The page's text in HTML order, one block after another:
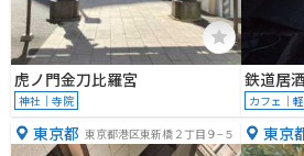
虎ノ門金刀比羅宮
神社｜寺院
鉄道居
カフェ｜
東京都 東京都港区東新橋２丁目９−５ 東京